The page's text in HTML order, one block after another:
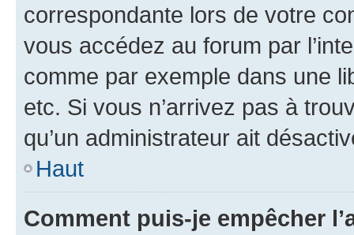
correspondante lors de votre
vous accédez au forum par
comme par exemple dans une
etc. Si vous n’arrivez pas à
qu’un administrateur ait
Haut
Comment puis-je empêcher